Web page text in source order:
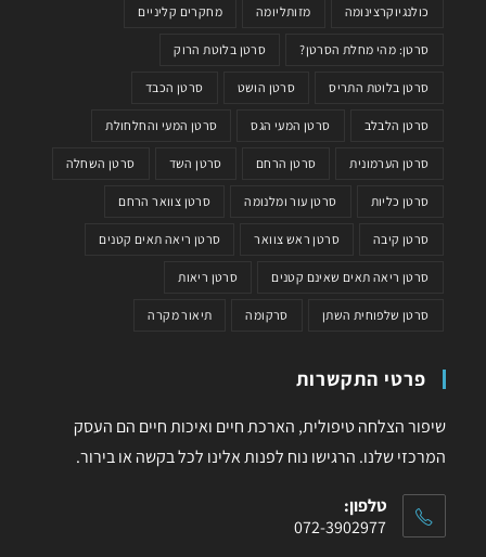
כולנגיוקרצינומה מזותליומה מחקרים קליניים
סרטן: מהי מחלת הסרטן? סרטן בלוטת הרוק
סרטן בלוטת התריס סרטן הושט סרטן הכבד
סרטן הלבלב סרטן המעי הגס סרטן המעי והחלחולת
סרטן הערמונית סרטן הרחם סרטן השד סרטן השחלה
סרטן כליות סרטן עור ומלנומה סרטן צוואר הרחם
סרטן קיבה סרטן ראש צוואר סרטן ריאה תאים קטנים
סרטן ריאה תאים שאינם קטנים סרטן ריאות
סרטן שלפוחית השתן סרקומה תיאור מקרה
פרטי התקשרות
שיפור הצלחה טיפולית, הארכת חיים ואיכות חיים הם העסק
המרכזי שלנו. הרגישו נוח לפנות אלינו לכל בקשה או בירור.
טלפון:
072-3902977